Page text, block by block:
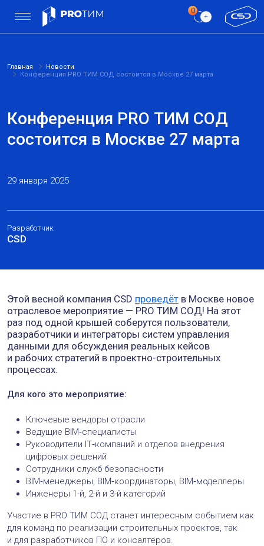
Главная
Новости
Конференция PRO ТИМ СОД состоится в Москве 27 марта
Конференция PRO ТИМ СОД
состоится в Москве 27 марта
29 января 2025
Разработчик
CSD
Этой весной компания CSD проведёт в Москве новое
отраслевое мероприятие — PRO ТИМ СОД! На этот
раз под одной крышей соберутся пользователи,
разработчики и интеграторы систем управления
данными для обсуждения реальных кейсов
и рабочих стратегий в проектно-строительных
процессах.
Для кого это мероприятие:
Ключевые вендоры отрасли
Ведущие BIM‑специалисты
Руководители IT‑компаний и отделов внедрения
цифровых решений
Сотрудники служб безопасности
BIM‑менеджеры, BIM‑координаторы, BIM‑моделлеры
Инженеры 1-й, 2-й и 3-й категорий
Участие в PRO ТИМ СОД станет интересным событием как
для команд по реализации строительных проектов, так
и для разработчиков ПО и консалтеров.